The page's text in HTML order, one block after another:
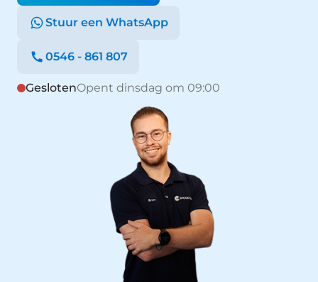
Stuur een WhatsApp
0546 - 861 807
GeslotenOpent dinsdag om 09:00